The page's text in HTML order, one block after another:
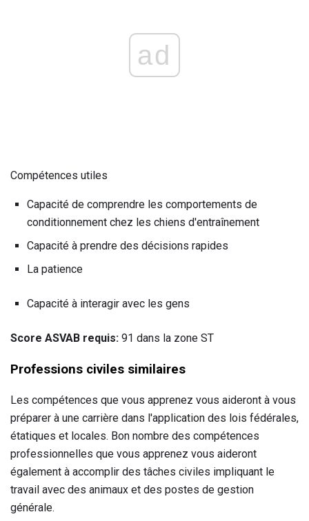
ad
Compétences utiles
Capacité de comprendre les comportements de
conditionnement chez les chiens d'entraînement
Capacité à prendre des décisions rapides
La patience
Capacité à interagir avec les gens
Score ASVAB requis: 91 dans la zone ST
Professions civiles similaires
Les compétences que vous apprenez vous aideront à vous
préparer à une carrière dans l'application des lois fédérales,
étatiques et locales. Bon nombre des compétences
professionnelles que vous apprenez vous aideront
également à accomplir des tâches civiles impliquant le
travail avec des animaux et des postes de gestion
générale.